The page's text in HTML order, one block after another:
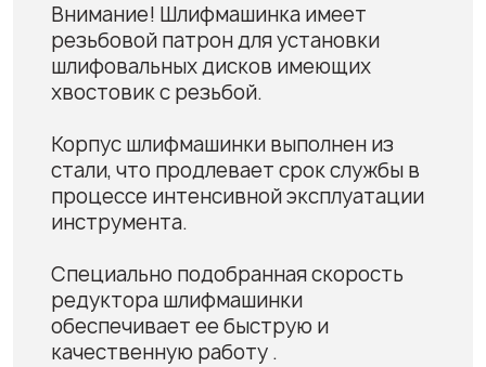
Внимание! Шлифмашинка имеет
резьбовой патрон для установки
шлифовальных дисков имеющих
хвостовик с резьбой.
Корпус шлифмашинки выполнен из
стали, что продлевает срок службы в
процессе интенсивной эксплуатации
инструмента.
Специально подобранная скорость
редуктора шлифмашинки
обеспечивает ее быструю и
качественную работу .